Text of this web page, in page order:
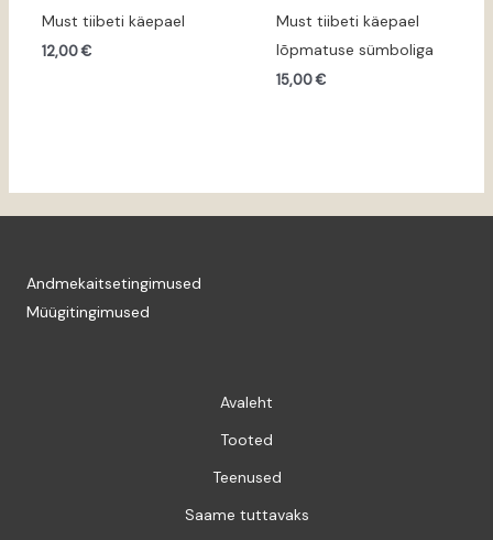
Must tiibeti käepael
12,00€
Must tiibeti käepael
lõpmatuse sümboliga
15,00€
Andmekaitsetingimused
Müügitingimused
Avaleht
Tooted
Teenused
Saame tuttavaks